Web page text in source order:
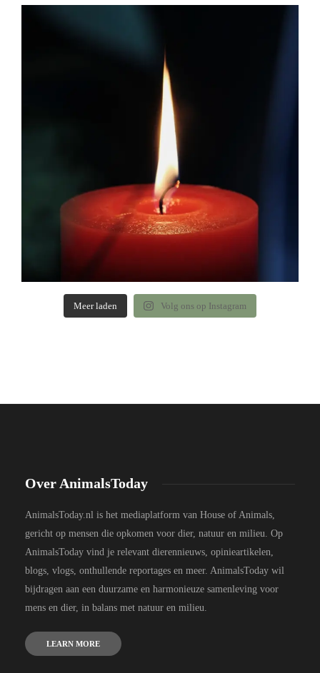
Meer laden Volg ons op Instagram
Over AnimalsToday
AnimalsToday.nl is het mediaplatform van House of Animals,
gericht op mensen die opkomen voor dier, natuur en milieu. Op
AnimalsToday vind je relevant dierennieuws, opinieartikelen,
blogs, vlogs, onthullende reportages en meer. AnimalsToday wil
bijdragen aan een duurzame en harmonieuze samenleving voor
mens en dier, in balans met natuur en milieu.
LEARN MORE